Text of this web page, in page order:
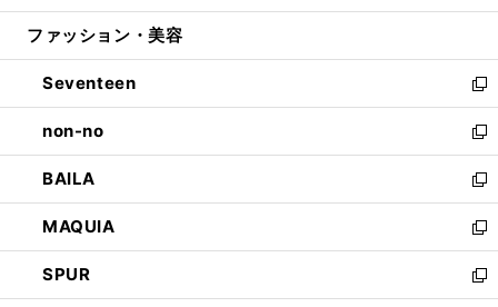
開
ウ
開
く
ン
ウ
で
開
く
ウ
ン
ド
ウ
で
開
く
ファッション・美容
Seventeen
新
し
い
ウ
ィ
ン
ド
ウ
で
開
non-no
新
し
い
ウ
ィ
ン
ド
ウ
BAILA
新
し
い
ウ
ィ
ン
MAQUIA
新
し
い
ウ
SPUR
新
し